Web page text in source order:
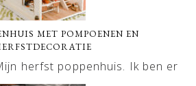
MET POMPOENEN EN
herfst poppenhuis. Ik ben er